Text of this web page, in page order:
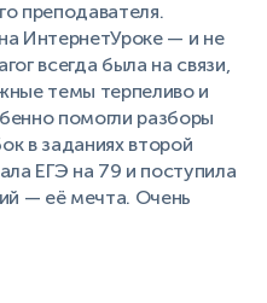
преподавателя.
ИнтернетУроке — и не
всегда была на связи,
темы терпеливо и
помогли разборы
в заданиях второй
ЕГЭ на 79 и поступила
— её мечта. Очень